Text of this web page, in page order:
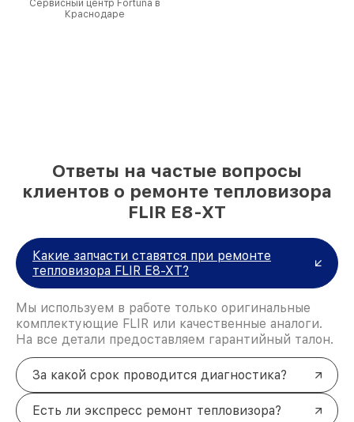
Сервисный центр Fortuna в
Краснодаре
Ответы на частые вопросы
клиентов о ремонте тепловизора
FLIR E8-XT
Какие запчасти ставятся при ремонте
тепловизора FLIR E8-XT?
Мы используем в работе только оригинальные
комплектующие FLIR или качественные аналоги.
На все детали предоставляем гарантийный талон.
За какой срок проводится диагностика?
Есть ли экспресс ремонт тепловизора?